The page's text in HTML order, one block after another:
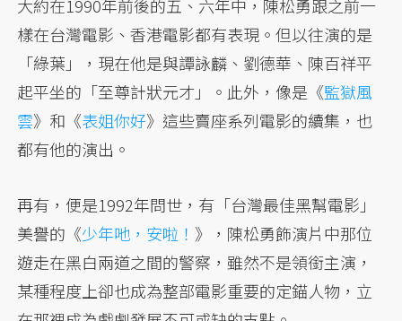
大約在1990年前後的五、六年中，陳松勇跟之前一
樣在台灣電影、香港電影都有表現。但以往演的是
「綠葉」，現在他是與譚詠麟、劉德華、陳百祥平
起平坐的「至尊計狀元才」。此外，像是《監獄風
雲》和《表姐你好》這些賣座系列電影的續集，也
都有他的演出。
再有，便是1992年問世，有「台灣最佳黑幫電影」
美譽的《少年吔，安啦！ 》，陳松勇飾演片中那位
遊走在黑白兩道之間的警察，雖然不是領銜主演，
某種程度上卻也成為整部電影重要的定錨人物，立